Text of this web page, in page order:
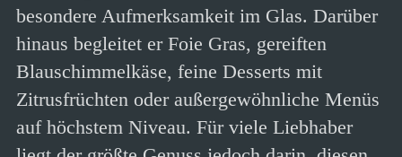
besondere Aufmerksamkeit im Glas. Darüber
hinaus begleitet er Foie Gras, gereiften
Blauschimmelkäse, feine Desserts mit
Zitrusfrüchten oder außergewöhnliche Menüs
auf höchstem Niveau. Für viele Liebhaber